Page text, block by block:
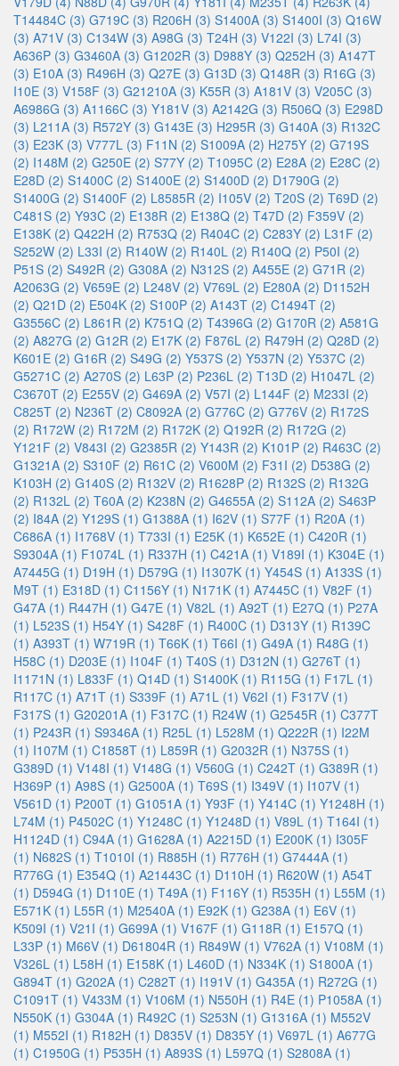
T14484C (3) G719C (3) R206H (3) S1400A (3) S1400I (3) Q16W
(3) A71V (3) C134W (3) A98G (3) T24H (3) V122I (3) L74I (3)
A636P (3) G3460A (3) G1202R (3) D988Y (3) Q252H (3) A147T
(3) E10A (3) R496H (3) Q27E (3) G13D (3) Q148R (3) R16G (3)
I10E (3) V158F (3) G21210A (3) K55R (3) A181V (3) V205C (3)
A6986G (3) A1166C (3) Y181V (3) A2142G (3) R506Q (3) E298D
(3) L211A (3) R572Y (3) G143E (3) H295R (3) G140A (3) R132C
(3) E23K (3) V777L (3) F11N (2) S1009A (2) H275Y (2) G719S
(2) I148M (2) G250E (2) S77Y (2) T1095C (2) E28A (2) E28C (2)
E28D (2) S1400C (2) S1400E (2) S1400D (2) D1790G (2)
S1400G (2) S1400F (2) L8585R (2) I105V (2) T20S (2) T69D (2)
C481S (2) Y93C (2) E138R (2) E138Q (2) T47D (2) F359V (2)
E138K (2) Q422H (2) R753Q (2) R404C (2) C283Y (2) L31F (2)
S252W (2) L33I (2) R140W (2) R140L (2) R140Q (2) P50I (2)
P51S (2) S492R (2) G308A (2) N312S (2) A455E (2) G71R (2)
A2063G (2) V659E (2) L248V (2) V769L (2) E280A (2) D1152H
(2) Q21D (2) E504K (2) S100P (2) A143T (2) C1494T (2)
G3556C (2) L861R (2) K751Q (2) T4396G (2) G170R (2) A581G
(2) A827G (2) G12R (2) E17K (2) F876L (2) R479H (2) Q28D (2)
K601E (2) G16R (2) S49G (2) Y537S (2) Y537N (2) Y537C (2)
G5271C (2) A270S (2) L63P (2) P236L (2) T13D (2) H1047L (2)
C3670T (2) E255V (2) G469A (2) V57I (2) L144F (2) M233I (2)
C825T (2) N236T (2) C8092A (2) G776C (2) G776V (2) R172S
(2) R172W (2) R172M (2) R172K (2) Q192R (2) R172G (2)
Y121F (2) V843I (2) G2385R (2) Y143R (2) K101P (2) R463C (2)
G1321A (2) S310F (2) R61C (2) V600M (2) F31I (2) D538G (2)
K103H (2) G140S (2) R132V (2) R1628P (2) R132S (2) R132G
(2) R132L (2) T60A (2) K238N (2) G4655A (2) S112A (2) S463P
(2) I84A (2) Y129S (1) G1388A (1) I62V (1) S77F (1) R20A (1)
C686A (1) I1768V (1) T733I (1) E25K (1) K652E (1) C420R (1)
S9304A (1) F1074L (1) R337H (1) C421A (1) V189I (1) K304E (1)
A7445G (1) D19H (1) D579G (1) I1307K (1) Y454S (1) A133S (1)
M9T (1) E318D (1) C1156Y (1) N171K (1) A7445C (1) V82F (1)
G47A (1) R447H (1) G47E (1) V82L (1) A92T (1) E27Q (1) P27A
(1) L523S (1) H54Y (1) S428F (1) R400C (1) D313Y (1) R139C
(1) A393T (1) W719R (1) T66K (1) T66I (1) G49A (1) R48G (1)
H58C (1) D203E (1) I104F (1) T40S (1) D312N (1) G276T (1)
I1171N (1) L833F (1) Q14D (1) S1400K (1) R115G (1) F17L (1)
R117C (1) A71T (1) S339F (1) A71L (1) V62I (1) F317V (1)
F317S (1) G20201A (1) F317C (1) R24W (1) G2545R (1) C377T
(1) P243R (1) S9346A (1) R25L (1) L528M (1) Q222R (1) I22M
(1) I107M (1) C1858T (1) L859R (1) G2032R (1) N375S (1)
G389D (1) V148I (1) V148G (1) V560G (1) C242T (1) G389R (1)
H369P (1) A98S (1) G2500A (1) T69S (1) I349V (1) I107V (1)
V561D (1) P200T (1) G1051A (1) Y93F (1) Y414C (1) Y1248H (1)
L74M (1) P4502C (1) Y1248C (1) Y1248D (1) V89L (1) T164I (1)
H1124D (1) C94A (1) G1628A (1) A2215D (1) E200K (1) I305F
(1) N682S (1) T1010I (1) R885H (1) R776H (1) G7444A (1)
R776G (1) E354Q (1) A21443C (1) D110H (1) R620W (1) A54T
(1) D594G (1) D110E (1) T49A (1) F116Y (1) R535H (1) L55M (1)
E571K (1) L55R (1) M2540A (1) E92K (1) G238A (1) E6V (1)
K509I (1) V21I (1) G699A (1) V167F (1) G118R (1) E157Q (1)
L33P (1) M66V (1) D61804R (1) R849W (1) V762A (1) V108M (1)
V326L (1) L58H (1) E158K (1) L460D (1) N334K (1) S1800A (1)
G894T (1) G202A (1) C282T (1) I191V (1) G435A (1) R272G (1)
C1091T (1) V433M (1) V106M (1) N550H (1) R4E (1) P1058A (1)
N550K (1) G304A (1) R492C (1) S253N (1) G1316A (1) M552V
(1) M552I (1) R182H (1) D835V (1) D835Y (1) V697L (1) A677G
(1) C1950G (1) P535H (1) A893S (1) L597Q (1) S2808A (1)